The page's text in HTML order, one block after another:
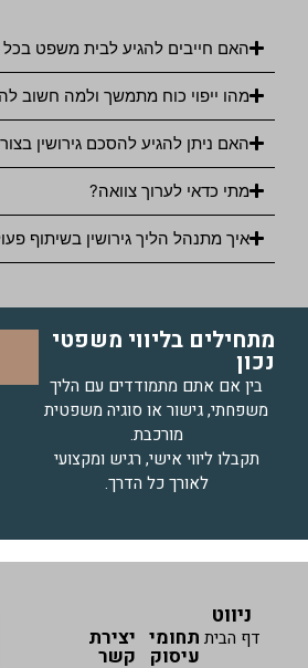
האם חייבים להגיע לבית משפט בכל
מהו ייפוי כוח מתמשך ולמה חשוב
האם ניתן להגיע להסכם גירושין
מתי כדאי לערוך צוואה?
איך מתנהל הליך גירושין בשיתוף
מתחילים בליווי משפטי
נכון
בין אם אתם מתמודדים עם הליך
משפחתי, גישור או סוגיה משפטית
מורכבת.
תקבלו ליווי אישי, רגיש ומקצועי
לאורך כל הדרך.
ניווט
דף הבית תחומי
עיסוק
יצירת
קשר